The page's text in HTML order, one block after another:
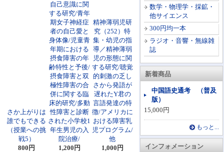
数学・物理学・採鉱・
他サイエンス
300円均一本
ラジオ・音響・無線雑
誌
新着商品
中国語史通考 （普及
版）
15,000円
もっと...
インフォメーション
さか上がりは
誰でもできる
（授業への挑
戦5）
800円
自己意識に関
する研究/青年
期女子神経症
者の自己愛と
身体像/児童青
年期における
摂食障害の年
齢特性と予後/
摂食障害と双
極性障害の合
併に関する臨
床的研究/多動
性障害と診断
された小学校1
年生男児の入
院治療/
1,200円
精神薄弱児研
究（252）特
集・幼児の指
導／精神薄弱
児の形態に関
する研究/聴覚
的刺激の乏し
さから発語が
遅れたY君の
言語発達の特
徴/アメリカに
おける障害乳
児プログラム/
他
1,000円